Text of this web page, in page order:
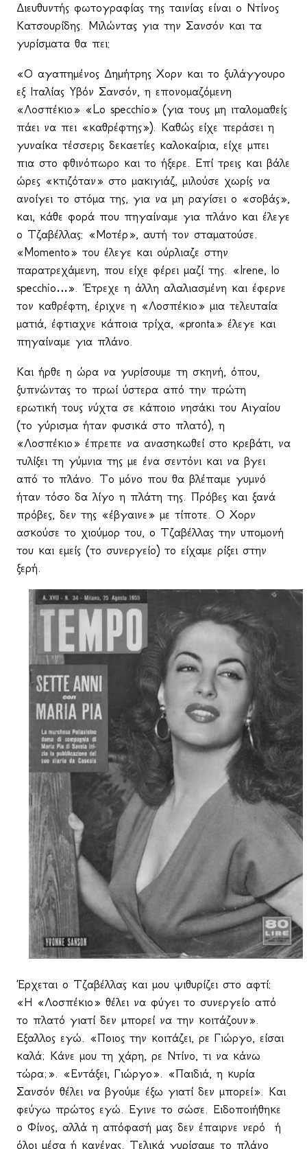
Διευθυντής φωτογραφίας της ταινίας είναι ο Ντίνος
Κατσουρίδης. Μιλώντας για την Σανσόν και τα
γυρίσματα θα πει:
«Ο αγαπημένος Δημήτρης Χορν και το ξυλάγγουρο
εξ Ιταλίας Υβόν Σανσόν, η επονομαζόμενη
«Λοσπέκιο» «Lo specchio» (για τους μη ιταλομαθείς
πάει να πει «καθρέφτης»). Καθώς είχε περάσει η
γυναίκα τέσσερις δεκαετίες καλοκαίρια, είχε μπει
πια στο φθινόπωρο και το ήξερε. Επί τρεις και βάλε
ώρες «κτιζόταν» στο μακιγιάζ, μιλούσε χωρίς να
ανοίγει το στόμα της, για να μη ραγίσει ο «σοβάς»,
και, κάθε φορά που πηγαίναμε για πλάνο και έλεγε
ο Τζαβέλλας: «Μοτέρ», αυτή τον σταματούσε.
«Momento» του έλεγε και ούρλιαζε στην
παρατρεχάμενη, που είχε φέρει μαζί της. «Irene, lo
specchio…». Έτρεχε η άλλη αλαλιασμένη και έφερνε
τον καθρέφτη, έριχνε η «Λοσπέκιο» μια τελευταία
ματιά, έφτιαχνε κάποια τρίχα, «pronta» έλεγε και
πηγαίναμε για πλάνο.
Και ήρθε η ώρα να γυρίσουμε τη σκηνή, όπου,
ξυπνώντας το πρωί ύστερα από την πρώτη
ερωτική τους νύχτα σε κάποιο νησάκι του Αιγαίου
(το γύρισμα ήταν φυσικά στο πλατό), η
«Λοσπέκιο» έπρεπε να ανασηκωθεί στο κρεβάτι, να
τυλίξει τη γύμνια της με ένα σεντόνι και να βγει
από το πλάνο. Το μόνο που θα βλέπαμε γυμνό
ήταν τόσο δα λίγο η πλάτη της. Πρόβες και ξανά
πρόβες, δεν της «έβγαινε» με τίποτε. Ο Χορν
ασκούσε το χιούμορ του, ο Τζαβέλλας την υπομονή
του και εμείς (το συνεργείο) το είχαμε ρίξει στην
ξερή.
Έρχεται ο Τζαβέλλας και μου ψιθυρίζει στο αφτί:
«Η «Λοσπέκιο» θέλει να φύγει το συνεργείο από
το πλατό γιατί δεν μπορεί να την κοιτάζουν».
Εξαλλος εγώ. «Ποιος την κοιτάζει, ρε Γιώργο, είσαι
καλά; Κάνε μου τη χάρη, ρε Ντίνο, τι να κάνω
τώρα;». «Εντάξει, Γιώργο». «Παιδιά, η κυρία
Σανσόν θέλει να βγούμε έξω γιατί δεν μπορεί». Και
φεύγω πρώτος εγώ. Εγινε το σώσε. Ειδοποιήθηκε
ο Φίνος, αλλά η απόφασή μας δεν έπαιρνε νερό ­ ή
όλοι μέσα ή κανένας. Τελικά γυρίσαμε το πλάνο